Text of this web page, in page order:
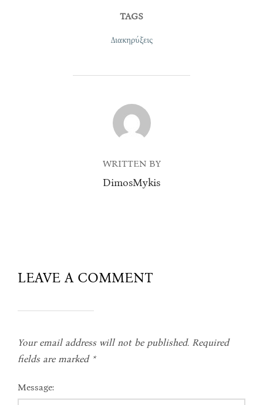
TAGS
Διακηρύξεις
POST AUTHOR
WRITTEN BY
DimosMykis
LEAVE A COMMENT
Your email address will not be published. Required
fields are marked *
Message: